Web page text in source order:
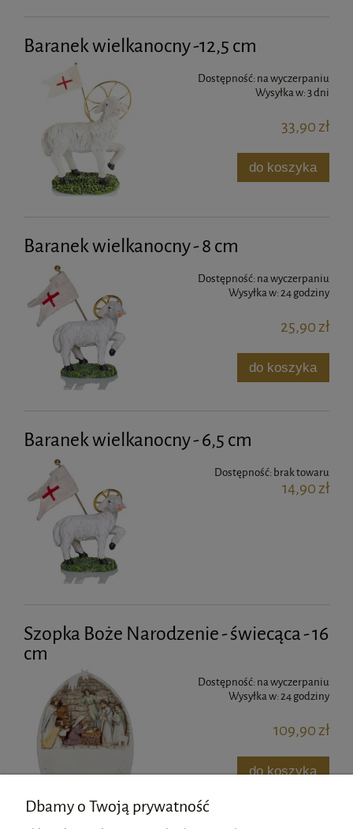
Baranek wielkanocny -12,5 cm
Dostępność: na wyczerpaniu
Wysyłka w:3 dni
33,90 zł
do koszyka
Baranek wielkanocny - 8 cm
Dostępność: na wyczerpaniu
Wysyłka w:24 godziny
25,90 zł
do koszyka
Baranek wielkanocny - 6,5 cm
Dostępność: brak towaru
14,90 zł
Szopka Boże Narodzenie - świecąca - 16
cm
Dostępność: na wyczerpaniu
Wysyłka w:24 godziny
109,90 zł
do koszyka
Dbamy o Twoją prywatność